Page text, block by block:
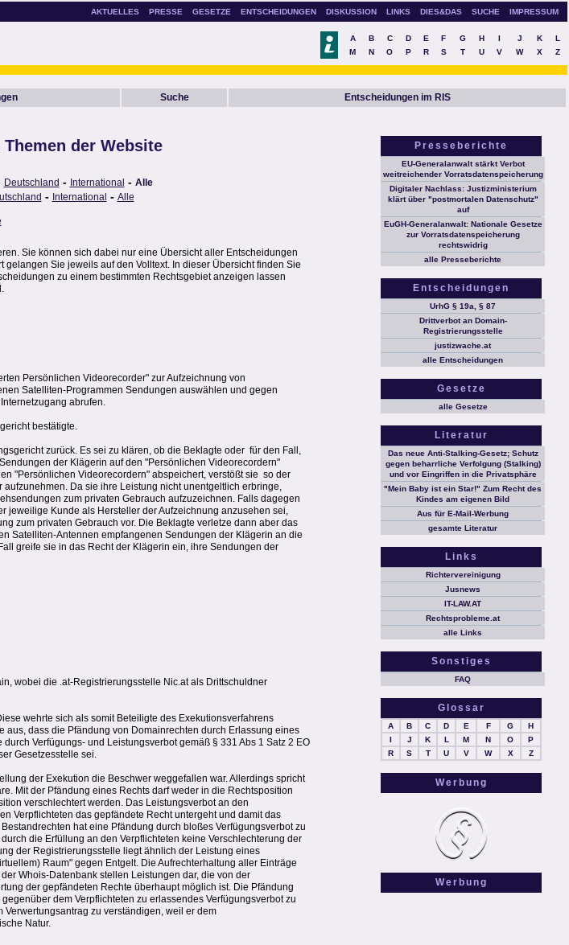
AKTUELLES PRESSE GESETZE ENTSCHEIDUNGEN DISKUSSION LINKS DIES&DAS SUCHE IMPRESSUM
A B C D E F G H I J K
L
M
N O P R S T U V W X Z
Suche Entscheidungen im RIS
der Website
Deutschland - International - Alle
- International - Alle
Sie können sich dabei nur eine Übersicht aller Entscheidungen
Sie jeweils auf den Volltext. In dieser Übersicht finden Sie
zu einem bestimmten Rechtsgebiet anzeigen lassen
Persönlichen Videorecorder" zur Aufzeichnung von
Satelliten-Programmen Sendungen auswählen und gegen
abrufen.
bestätigte.
zurück. Es sei zu klären, ob die Beklagte oder  für den Fall,
der Klägerin auf den "Persönlichen Videorecordern"
"Persönlichen Videorecordern" abspeichert, verstößt sie  so der
aufzunehmen. Da sie ihre Leistung nicht unentgeltlich erbringe,
zum privaten Gebrauch aufzuzeichnen. Falls dagegen
jeweilige Kunde als Hersteller der Aufzeichnung anzusehen sei,
zum privaten Gebrauch vor. Die Beklagte verletze dann aber das
Satelliten-Antennen empfangenen Sendungen der Klägerin an die
greife sie in das Recht der Klägerin ein, ihre Sendungen der
wobei die .at-Registrierungsstelle Nic.at als Drittschuldner
wehrte sich als somit Beteiligte des Exekutionsverfahrens
dass die Pfändung von Domainrechten durch Erlassung eines
Verfügungs- und Leistungsverbot gemäß § 331 Abs 1 Satz 2 EO
Gesetzesstelle sei.
der Exekution die Beschwer weggefallen war. Allerdings spricht
Mit der Pfändung eines Rechts darf weder in die Rechtsposition
verschlechtert werden. Das Leistungsverbot an den
Verpflichteten das gepfändete Recht untergeht und damit das
hat eine Pfändung durch bloßes Verfügungsverbot zu
die Erfüllung an den Verpflichteten keine Verschlechterung der
der Registrierungsstelle liegt ähnlich der Leistung eines
Raum" gegen Entgelt. Die Aufrechterhaltung aller Einträge
Whois-Datenbank stellen Leistungen dar, die von der
der gepfändeten Rechte überhaupt möglich ist. Die Pfändung
dem Verpflichteten zu erlassendes Verfügungsverbot zu
zu verständigen, weil er dem
Natur.
Presseberichte
EU-Generalanwalt stärkt Verbot
weitreichender Vorratsdatenspeicherung
Digitaler Nachlass: Justizministerium
klärt über "postmortalen Datenschutz"
auf
EuGH-Generalanwalt: Nationale Gesetze
zur Vorratsdatenspeicherung
rechtswidrig
alle Presseberichte
Entscheidungen
UrhG § 19a, § 87
Drittverbot an Domain-
Registrierungsstelle
justizwache.at
alle Entscheidungen
Gesetze
alle Gesetze
Literatur
Das neue Anti-Stalking-Gesetz; Schutz
gegen beharrliche Verfolgung (Stalking)
und vor Eingriffen in die Privatsphäre
"Mein Baby ist ein Star!" Zum Recht des
Kindes am eigenen Bild
Aus für E-Mail-Werbung
gesamte Literatur
Links
Richtervereinigung
Jusnews
IT-LAW.AT
Rechtsprobleme.at
alle Links
Sonstiges
FAQ
Glossar
A B C D E F G
H
I
J K L M N O
P
R
S T U V W X Z
Werbung
Werbung